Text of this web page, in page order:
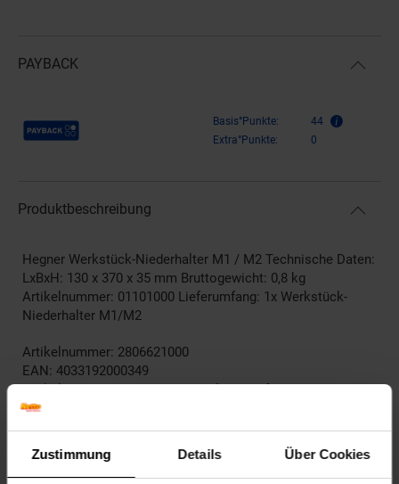
Zustimmung Details Über Cookies
PAYBACK
Payback Punkte Basis°Punkte:
44
Extra°Punkte:
0
Produktbeschreibung
Hegner Werkstück-Niederhalter M1 / M2 Technische Daten:
LxBxH: 130 x 370 x 35 mm Bruttogewicht: 0,8 kg
Artikelnummer: 01101000 Lieferumfang: 1x Werkstück-
Niederhalter M1/M2
Artikelnummer: 2806621000
EAN: 4033192000349
Artikel gehört zur Kategorie:Werkzeugaufbewahrung &
Ordnungssysteme